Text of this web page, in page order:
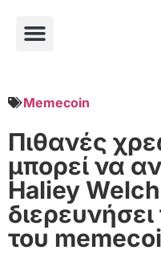
Memecoin
Πιθανές
μπορεί να
Haliey
του